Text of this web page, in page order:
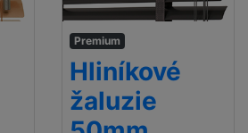
Premium
Hliníkové
žaluzie